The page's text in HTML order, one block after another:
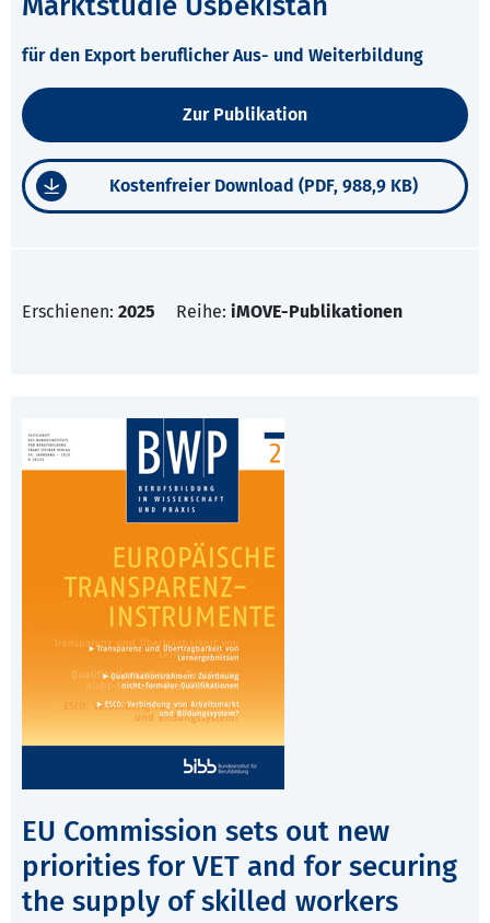
für den Export beruflicher Aus- und Weiterbildung
Zur Publikation
Kostenfreier Download (PDF, 988,9 KB)
Erschienen: 2025 Reihe: iMOVE-Publikationen
EU Commission sets out new
priorities for VET and for securing
the supply of skilled workers